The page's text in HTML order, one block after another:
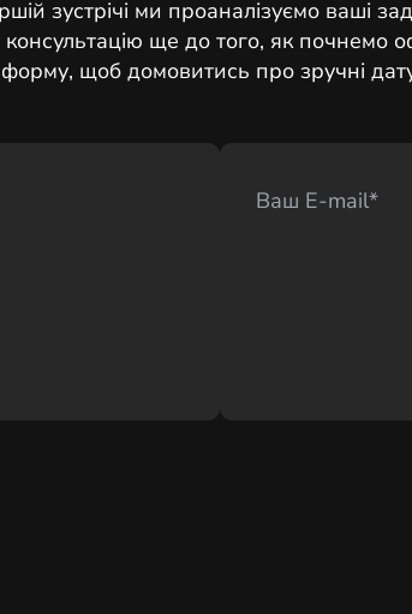
зустрічі ми проаналізуємо ваші
ще до того, як почнемо
щоб домовитись про зручні